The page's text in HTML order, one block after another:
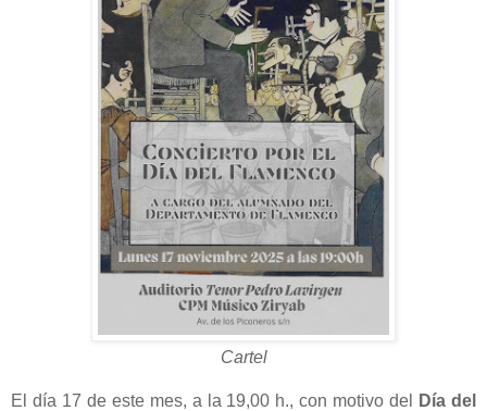
Cartel
El día 17 de este mes, a la 19,00 h., con motivo del
Día del